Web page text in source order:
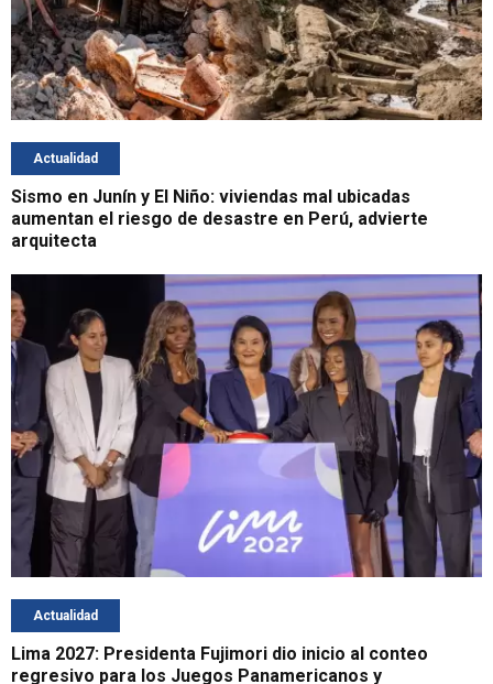
Actualidad
Sismo en Junín y El Niño: viviendas mal ubicadas
aumentan el riesgo de desastre en Perú, advierte
arquitecta
Actualidad
Lima 2027: Presidenta Fujimori dio inicio al conteo
regresivo para los Juegos Panamericanos y